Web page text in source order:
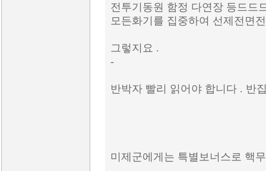
전투기동원 함정 다연장 등드드
모든화기를 집중하여 선제전면
그렇지요 .
-
반박자 빨리 읽어야 합니다 . 반
미제군에게는 특별보너스로 핵